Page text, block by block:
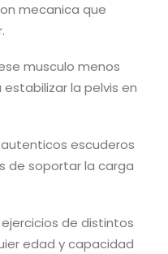
mecanica que
musculo menos
la pelvis en
escuderos
de soportar la carga
de distintos
edad y capacidad